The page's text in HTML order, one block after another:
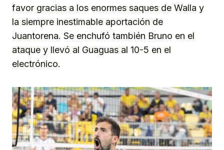
favor gracias a los enormes saques de Walla y
la siempre inestimable aportación de
Juantorena. Se enchufó también Bruno en el
ataque y llevó al Guaguas al 10-5 en el
electrónico.